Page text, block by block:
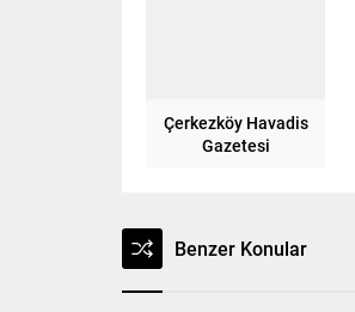
Çerkezköy Havadis
Gazetesi
Benzer Konular